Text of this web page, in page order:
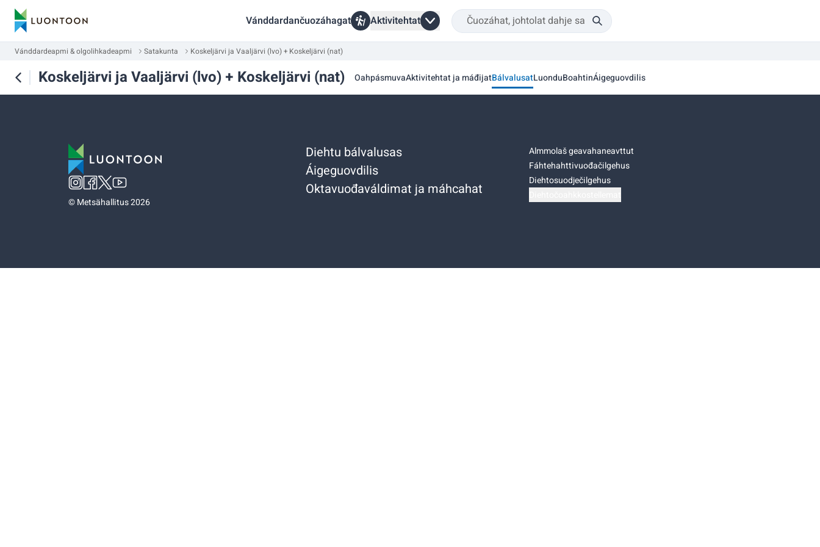
Vánddardančuozáhagat Aktivitehtat
Vánddardeapmi & olgolihkadeapmi Satakunta Koskeljärvi ja Vaaljärvi (lvo) + Koskeljärvi (nat)
Koskeljärvi ja Vaaljärvi (lvo) + Koskeljärvi (nat) OahpásmuvaAktivitehtat ja máđijatBálvalusatLuonduBoahtinÁigeguovdilis
©Metsähallitus 2026
Diehtu bálvalusas
Áigeguovdilis
Oktavuođaváldimat ja máhcahat
Almmolaš geavahaneavttut
Fáhtehahttivuođačilgehus
Diehtosuodječilgehus